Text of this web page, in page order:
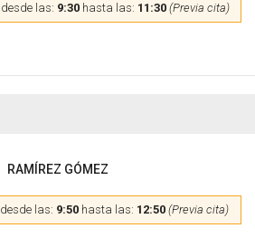
desde las: 9:30 hasta las: 11:30 (Previa cita)
RAMÍREZ GÓMEZ
desde las: 9:50 hasta las: 12:50 (Previa cita)